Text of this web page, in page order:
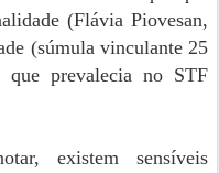
(Flávia Piovesan,
(súmula vinculante 25
prevalecia no STF
existem sensíveis